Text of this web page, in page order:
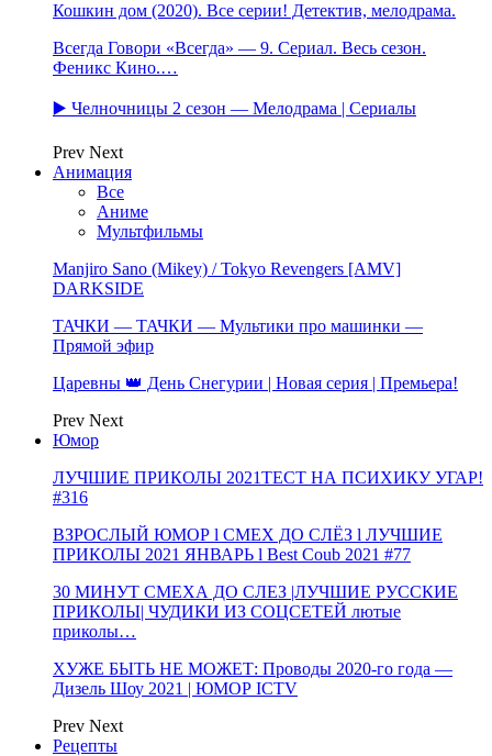
Кошкин дом (2020). Все серии! Детектив, мелодрама.
Всегда Говори «Всегда» — 9. Сериал. Весь сезон.
Феникс Кино.…
▶️ Челночницы 2 сезон — Мелодрама | Сериалы
Prev Next
Анимация
Все
Аниме
Мультфильмы
Manjiro Sano (Mikey) / Tokyo Revengers [AMV]
DARKSIDE
ТАЧКИ — ТАЧКИ — Мультики про машинки —
Прямой эфир
Царевны 👑 День Снегурии | Новая серия | Премьера!
Prev Next
Юмор
ЛУЧШИЕ ПРИКОЛЫ 2021ТЕСТ НА ПСИХИКУ УГАР!
#316
ВЗРОСЛЫЙ ЮМОР l СМЕХ ДО СЛЁЗ l ЛУЧШИЕ
ПРИКОЛЫ 2021 ЯНВАРЬ l Best Coub 2021 #77
30 МИНУТ СМЕХА ДО СЛЕЗ |ЛУЧШИЕ РУССКИЕ
ПРИКОЛЫ| ЧУДИКИ ИЗ СОЦСЕТЕЙ лютые
приколы…
ХУЖЕ БЫТЬ НЕ МОЖЕТ: Проводы 2020-го года —
Дизель Шоу 2021 | ЮМОР ICTV
Prev Next
Рецепты